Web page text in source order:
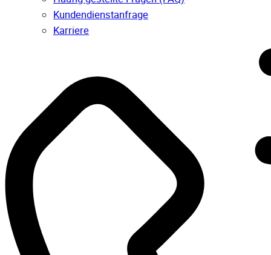
Kunden­dienst­anfrage
Karriere